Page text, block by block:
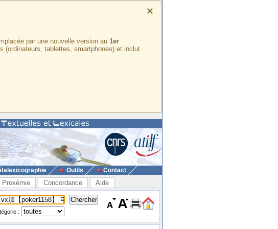
×
par une nouvelle version au 1er
(ordinateurs, tablettes, smartphones) et inclut
Outils Contact
Proxémie Concordance Aide
: